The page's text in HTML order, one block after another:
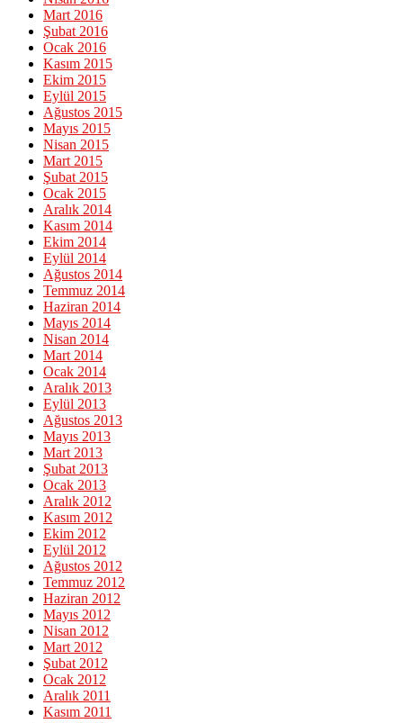
Mart 2016
Şubat 2016
Ocak 2016
Kasım 2015
Ekim 2015
Eylül 2015
Ağustos 2015
Mayıs 2015
Nisan 2015
Mart 2015
Şubat 2015
Ocak 2015
Aralık 2014
Kasım 2014
Ekim 2014
Eylül 2014
Ağustos 2014
Temmuz 2014
Haziran 2014
Mayıs 2014
Nisan 2014
Mart 2014
Ocak 2014
Aralık 2013
Eylül 2013
Ağustos 2013
Mayıs 2013
Mart 2013
Şubat 2013
Ocak 2013
Aralık 2012
Kasım 2012
Ekim 2012
Eylül 2012
Ağustos 2012
Temmuz 2012
Haziran 2012
Mayıs 2012
Nisan 2012
Mart 2012
Şubat 2012
Ocak 2012
Aralık 2011
Kasım 2011